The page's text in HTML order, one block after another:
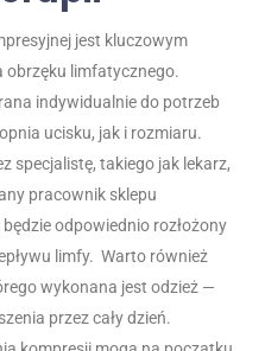
jest kluczowym
obrzęku limfatycznego.
indywidualnie do potrzeb
ucisku, jak i rozmiaru.
specjalistę, takiego jak lekarz,
pracownik sklepu
odpowiednio rozłożony
limfy. Warto również
wykonana jest odzież —
przez cały dzień.